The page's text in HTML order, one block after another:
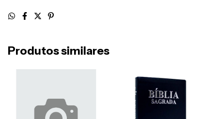
Produtos similares